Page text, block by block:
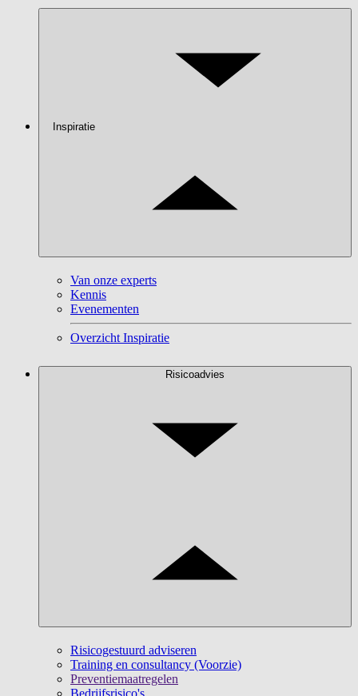
Inspiratie
Van onze experts
Kennis
Evenementen
Overzicht Inspiratie
Risicoadvies
Risicogestuurd adviseren
Training en consultancy (Voorzie)
Preventiemaatregelen
Bedrijfsrisico's